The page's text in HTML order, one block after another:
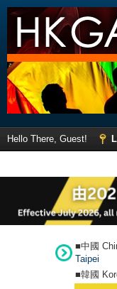
Hello There, Guest!
■中國
Taipei
■韓國